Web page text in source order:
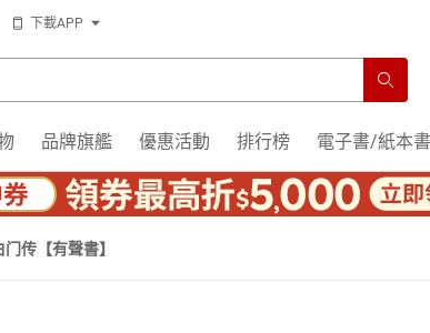
下載APP
品牌旗艦 優惠活動 排行榜 電子書/紙本書
传【有聲書】